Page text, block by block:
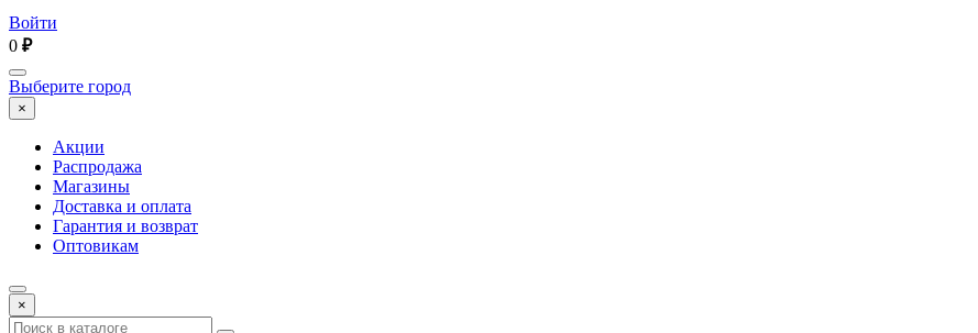
Войти
0 ₽
Выберите город
×
Акции
Распродажа
Магазины
Доставка и оплата
Гарантия и возврат
Оптовикам
×